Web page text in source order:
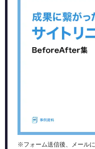
※フォーム送信後、メール